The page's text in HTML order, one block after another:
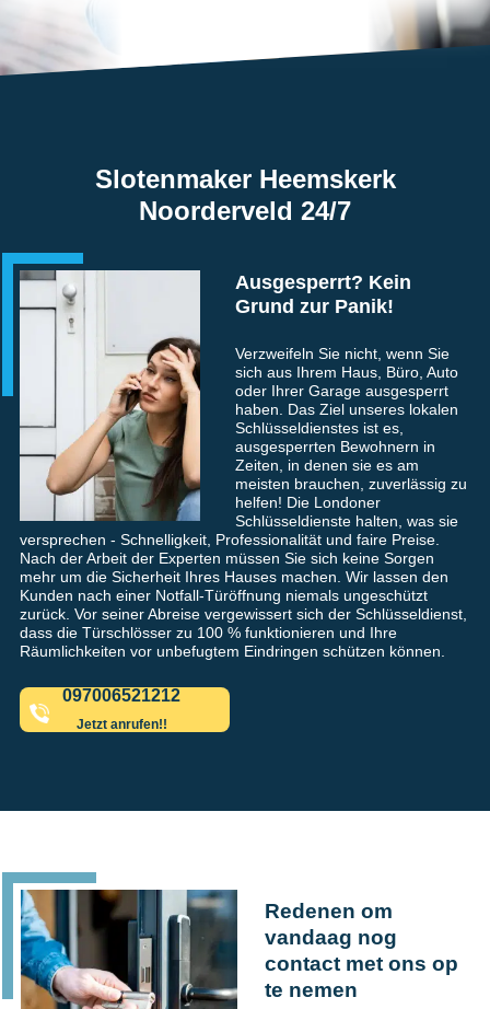
Slotenmaker Heemskerk
Noorderveld 24/7
Ausgesperrt? Kein
Grund zur Panik!
Verzweifeln Sie nicht, wenn Sie
sich aus Ihrem Haus, Büro, Auto
oder Ihrer Garage ausgesperrt
haben. Das Ziel unseres lokalen
Schlüsseldienstes ist es,
ausgesperrten Bewohnern in
Zeiten, in denen sie es am
meisten brauchen, zuverlässig zu
helfen! Die Londoner
Schlüsseldienste halten, was sie
versprechen - Schnelligkeit, Professionalität und faire Preise.
Nach der Arbeit der Experten müssen Sie sich keine Sorgen
mehr um die Sicherheit Ihres Hauses machen. Wir lassen den
Kunden nach einer Notfall-Türöffnung niemals ungeschützt
zurück. Vor seiner Abreise vergewissert sich der Schlüsseldienst,
dass die Türschlösser zu 100 % funktionieren und Ihre
Räumlichkeiten vor unbefugtem Eindringen schützen können.
097006521212
Jetzt anrufen!!
Redenen om
vandaag nog
contact met ons op
te nemen